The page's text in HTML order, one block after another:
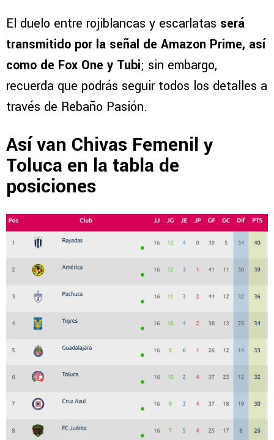
El duelo entre rojiblancas y escarlatas será
transmitido por la señal de Amazon Prime, así
como de Fox One y Tubi; sin embargo,
recuerda que podrás seguir todos los detalles a
través de Rebaño Pasión.
Así van Chivas Femenil y
Toluca en la tabla de
posiciones